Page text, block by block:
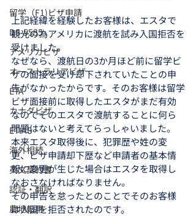
留学（F1)ビザ申請
DS-5535
アメリカビザ
オーストラリアビザ
ETA
カナダビザ
ETIAS
海外相続
英文契約書
認証・翻訳
農地転用
上記経緯を経験したお客様は、エスタで
観光の為アメリカに渡航を試み入国拒否を
受けました。
なぜなら、渡航日の3か月ほど前に留学ビ
ザの面接を受け却下されていたことの申
告がなかったからです。そのお客様は留学
ビザ面接前に取得したエスタがまだ有効
なのでそのエスタで渡航することに何ら
問題はないと考えてらっしゃいました。
本来エスタ取得後に、犯罪歴や姓の変
更、ビザ申請却下歴など申請者の基本情
報に変更が生じた場合はエスタを取得し
なおさなければなりません。
その申告を怠ったとのことでそのお客様
は入国を拒否されたのです。